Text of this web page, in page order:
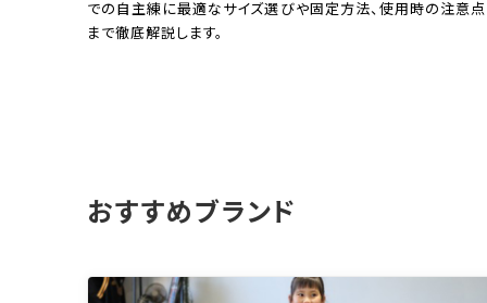
での自主練に最適なサイズ選びや固定方法、使用時の注意点
まで徹底解説します。
おすすめブランド